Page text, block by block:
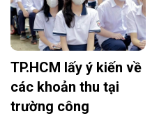
TP.HCM lấy ý kiến về
các khoản thu tại
trường công